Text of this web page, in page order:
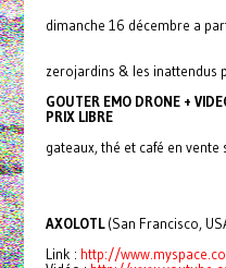
dimanche 16 décembre a
zerojardins & les inattendus
GOUTER EMO DRONE +
PRIX LIBRE
gateaux, thé et café en vente
AXOLOTL(San Francisco,
Link : http://